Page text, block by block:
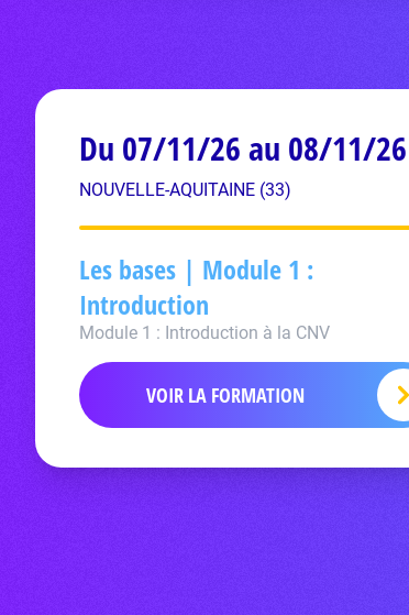
Du 07/11/26 au 08/11/26
NOUVELLE-AQUITAINE (33)
Les bases | Module 1 :
Introduction
Module 1 : Introduction à la CNV
VOIR LA FORMATION